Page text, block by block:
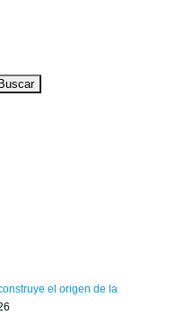
el origen de la